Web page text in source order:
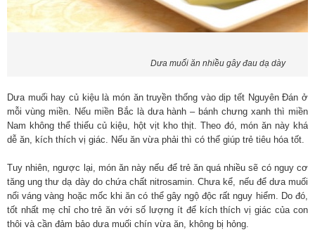
Dưa muối ăn nhiều gây đau dạ dày
Dưa muối hay củ kiệu là món ăn truyền thống vào dịp tết Nguyên Đán ở
mỗi vùng miền. Nếu miền Bắc là dưa hành – bánh chưng xanh thì miền
Nam không thể thiếu củ kiệu, hột vịt kho thịt. Theo đó, món ăn này khá
dễ ăn, kích thích vị giác. Nếu ăn vừa phải thì có thể giúp trẻ tiêu hóa tốt.
Tuy nhiên, ngược lại, món ăn này nếu để trẻ ăn quá nhiều sẽ có nguy cơ
tăng ung thư dạ dày do chứa chất nitrosamin. Chưa kể, nếu để dưa muối
nổi váng vàng hoặc mốc khi ăn có thể gây ngộ độc rất nguy hiểm. Do đó,
tốt nhất mẹ chỉ cho trẻ ăn với số lượng ít để kích thích vị giác của con
thôi và cần đảm bảo dưa muối chín vừa ăn, không bị hỏng.